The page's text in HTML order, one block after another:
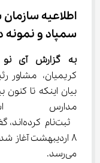
سمپاد و نمونه
به گزارش آی نو
کریمیان،
مدارس
می‌رسد.